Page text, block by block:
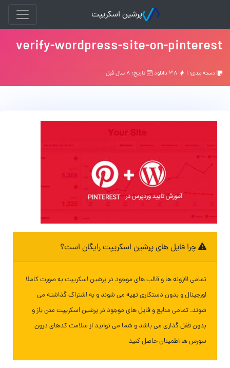
پرشین اسکریپت
verify-wordpress-site-on-pinterest
دسته بندی: | تاریخ: ۸ سال قبل
چرا فایل های پرشین اسکریپت رایگان است؟
تمامی افزونه ها و قالب های موجود در پرشین اسکریپت به صورت کاملا
اورجینال و بدون دستکاری تهیه می شوند و به اشتراک گذاشته می
شوند. تمامی منابع و فایل های موجود در پرشین اسکریپت متن باز و
بدون قفل گذاری می باشد و شما می توانید از سلامت کدهای درون
سورس ها اطمینان حاصل کنید